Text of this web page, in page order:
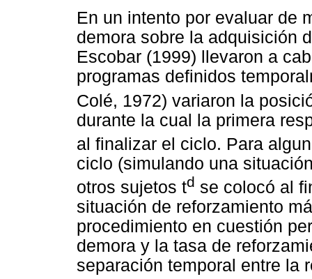
En un intento por evaluar de
demora sobre la adquisición
Escobar (1999) llevaron a
programas definidos
Colé, 1972) variaron la
durante la cual la primera
al finalizar el ciclo. Para
ciclo (simulando una
otros sujetos td se colocó al
situación de reforzamiento
procedimiento en cuestión
demora y la tasa de
separación temporal entre la